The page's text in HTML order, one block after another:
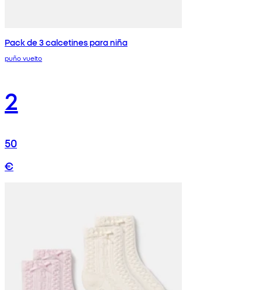
Pack de 3 calcetines para niña
puño vuelto
2
50
€